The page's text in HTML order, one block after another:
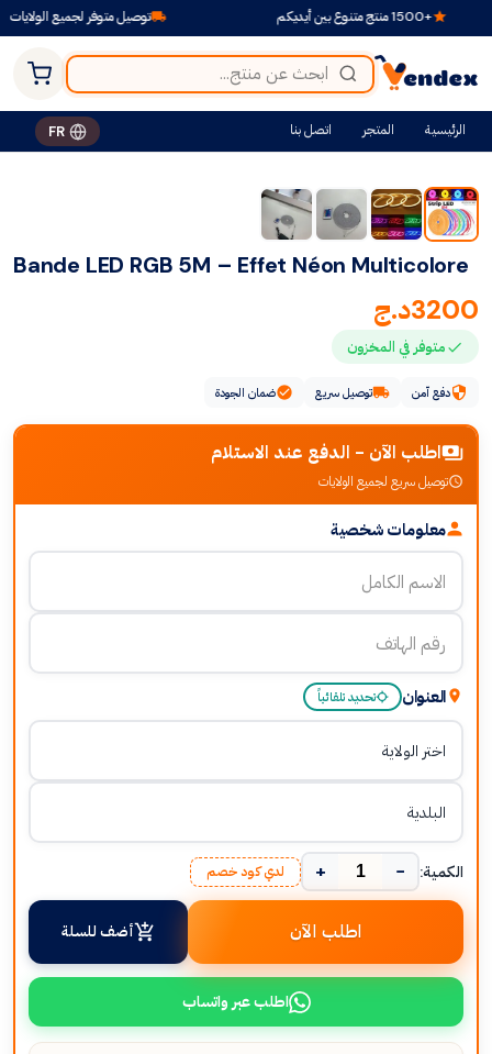
توصيل متوفر لجميع الولايات
الرئيسية المتجر اتصل بنا FR
Bande LED RGB 5M – Effet Néon Multicolore
3200د.ج
متوفر في المخزون
دفع آمن توصيل سريع ضمان الجودة
اطلب الآن - الدفع عند الاستلام
توصيل سريع لجميع الولايات
معلومات شخصية
العنوان تحديد تلقائياً
الكمية: −
+ لدي كود خصم
اطلب الآن أضف للسلة
اطلب عبر واتساب